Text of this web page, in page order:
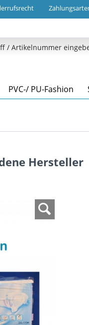
PVC-/ PU-Fashion
Hersteller